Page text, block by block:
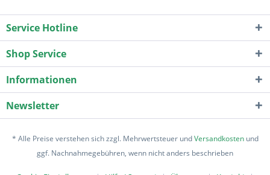
Service Hotline
Shop Service
Informationen
Newsletter
* Alle Preise verstehen sich zzgl. Mehrwertsteuer undVersandkostenund
ggf. Nachnahmegebühren, wenn nicht anders beschrieben